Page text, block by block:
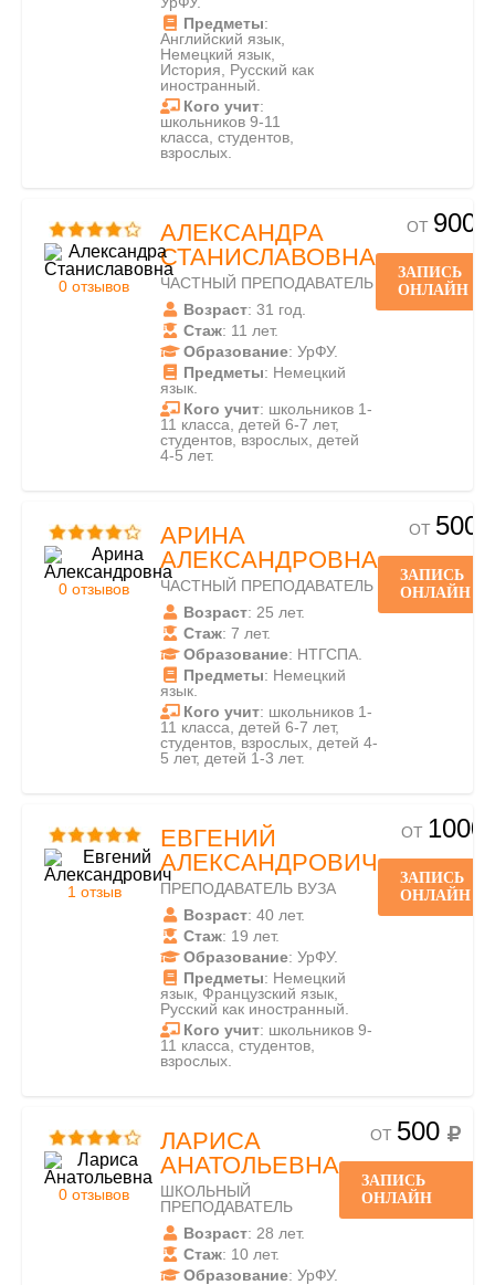
Предметы:
Английский язык,
Немецкий язык,
История, Русский как
иностранный.
Кого учит:
школьников 9-11
класса, студентов,
взрослых.
0 отзывов
АЛЕКСАНДРА
СТАНИСЛАВОВНА
ЧАСТНЫЙ ПРЕПОДАВАТЕЛЬ
Возраст: 31 год.
Стаж: 11 лет.
Образование: УрФУ.
Предметы: Немецкий
язык.
Кого учит: школьников 1-
11 класса, детей 6-7 лет,
студентов, взрослых, детей
4-5 лет.
ОТ 900
ЗАПИСЬ
ОНЛАЙН
0 отзывов
АРИНА
АЛЕКСАНДРОВНА
ЧАСТНЫЙ ПРЕПОДАВАТЕЛЬ
Возраст: 25 лет.
Стаж: 7 лет.
Образование: НТГСПА.
Предметы: Немецкий
язык.
Кого учит: школьников 1-
11 класса, детей 6-7 лет,
студентов, взрослых, детей 4-
5 лет, детей 1-3 лет.
ОТ 500
ЗАПИСЬ
ОНЛАЙН
1 отзыв
ЕВГЕНИЙ
АЛЕКСАНДРОВИЧ
ПРЕПОДАВАТЕЛЬ ВУЗА
Возраст: 40 лет.
Стаж: 19 лет.
Образование: УрФУ.
Предметы: Немецкий
язык, Французский язык,
Русский как иностранный.
Кого учит: школьников 9-
11 класса, студентов,
взрослых.
ОТ 1000
ЗАПИСЬ
ОНЛАЙН
0 отзывов
ЛАРИСА
АНАТОЛЬЕВНА
ШКОЛЬНЫЙ
ПРЕПОДАВАТЕЛЬ
Возраст: 28 лет.
Стаж: 10 лет.
Образование: УрФУ.
ОТ 500
ЗАПИСЬ
ОНЛАЙН